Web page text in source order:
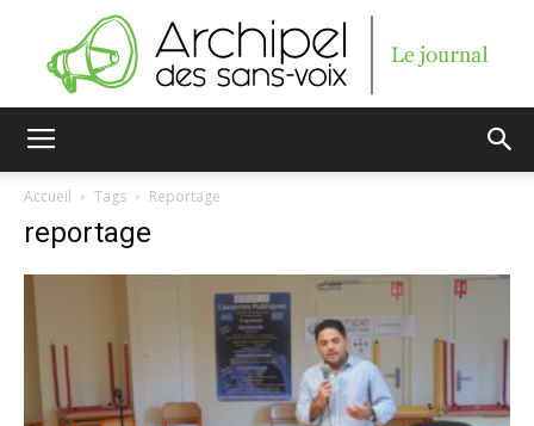
sans-
Accueil Tags Reportage
reportage